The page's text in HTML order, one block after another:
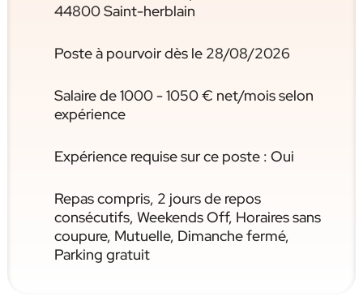
44800 Saint-herblain
Poste à pourvoir dès le 28/08/2026
Salaire de 1000 - 1050 € net/mois selon
expérience
Expérience requise sur ce poste : Oui
Repas compris, 2 jours de repos
consécutifs, Weekends Off, Horaires sans
coupure, Mutuelle, Dimanche fermé,
Parking gratuit